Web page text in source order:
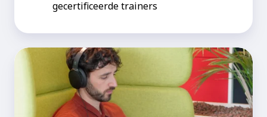
gecertificeerde trainers
Open
Training